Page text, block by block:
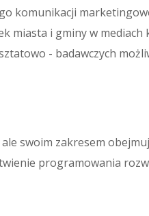
komunikacji
miasta i gminy w
- badawczych
swoim zakresem
programowania